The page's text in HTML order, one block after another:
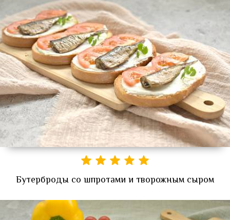
Бутерброды со шпротами и творожным сыром